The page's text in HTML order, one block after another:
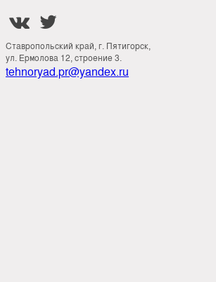
 
Ставропольский край, г. Пятигорск,
ул. Ермолова 12, строение 3.
tehnoryad.pr@yandex.ru